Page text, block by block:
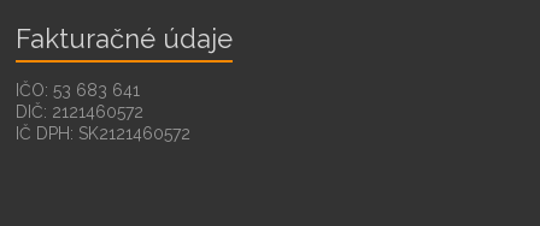
Fakturačné údaje
IČO: 53 683 641
DIČ: 2121460572
IČ DPH: SK2121460572